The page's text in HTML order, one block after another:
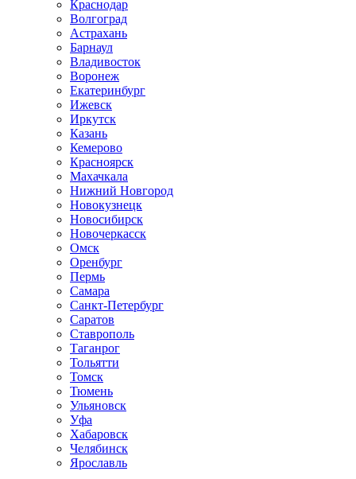
Краснодар
Волгоград
Астрахань
Барнаул
Владивосток
Воронеж
Екатеринбург
Ижевск
Иркутск
Казань
Кемерово
Красноярск
Махачкала
Нижний Новгород
Новокузнецк
Новосибирск
Новочеркаcск
Омск
Оренбург
Пермь
Самара
Санкт-Петербург
Саратов
Ставрополь
Таганрог
Тольятти
Томск
Тюмень
Ульяновск
Уфа
Хабаровск
Челябинск
Ярославль